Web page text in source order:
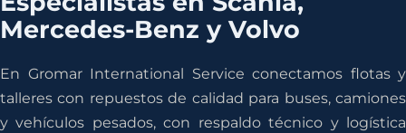
Mercedes-Benz y Volvo
En Gromar International Service conectamos flotas y
talleres con repuestos de calidad para buses, camiones
y vehículos pesados, con respaldo técnico y logística